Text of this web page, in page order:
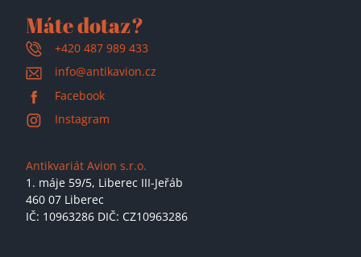
Máte dotaz?
+420 487 989 433
info@antikavion.cz
Facebook
Instagram
Antikvariát Avion s.r.o.
1. máje 59/5, Liberec III-Jeřáb
460 07 Liberec
IČ: 10963286 DIČ: CZ10963286